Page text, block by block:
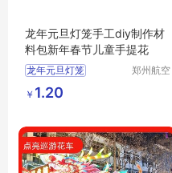
龙年元旦灯笼手工diy制作材
料包新年春节儿童手提花
龙年元旦灯笼
手工diy制作
材料包新年春节
郑州航空
￥ 1.20